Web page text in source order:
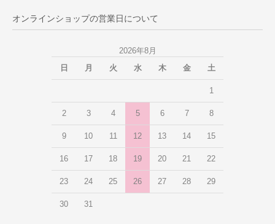
オンラインショップの営業日について
2026年8月
日
月 火 水 木 金 土
1
2 3 4 5 6 7 8
9 10 11 12 13 14 15
16 17 18 19 20 21 22
23 24 25 26 27 28 29
30 31